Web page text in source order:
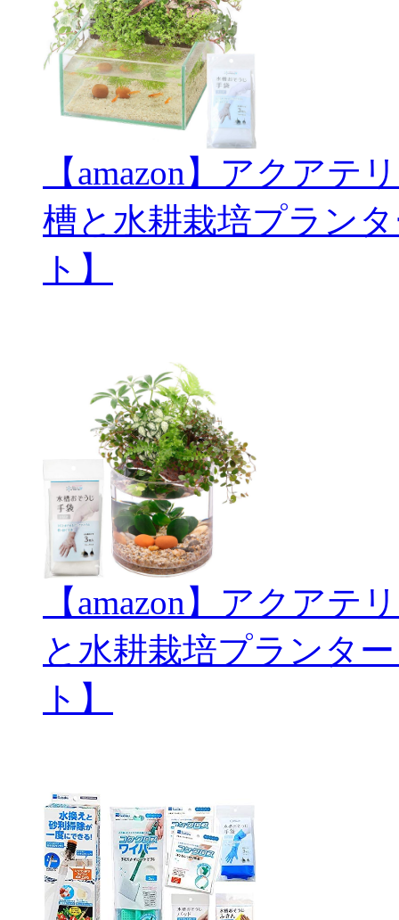
【amazon】アクアテ
槽と水耕栽培プラン
ト】
【amazon】アクアテ
と水耕栽培プランタ
ト】